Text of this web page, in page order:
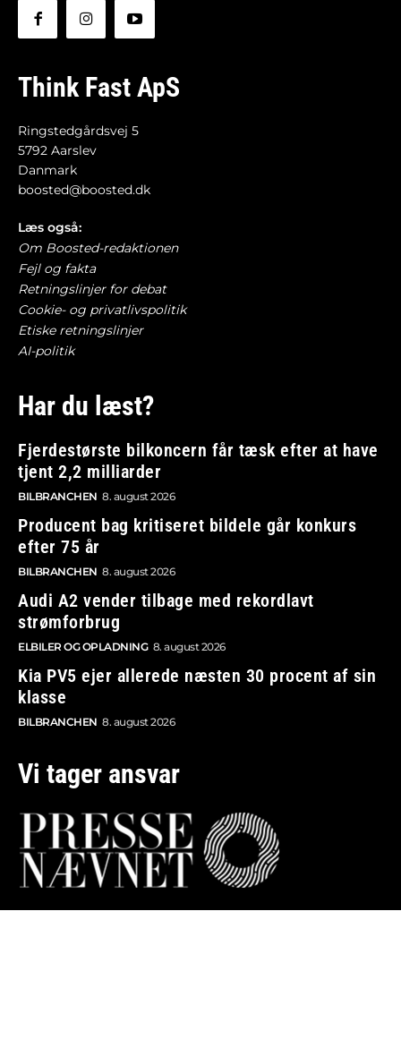
Think Fast ApS
Ringstedgårdsvej 5
5792 Aarslev
Danmark
boosted@boosted.dk
Læs også:
Om Boosted-redaktionen
Fejl og fakta
Retningslinjer for debat
Cookie- og privatlivspolitik
Etiske retningslinjer
AI-politik
Har du læst?
Fjerdestørste bilkoncern får tæsk efter at have
tjent 2,2 milliarder
BILBRANCHEN 8. august 2026
Producent bag kritiseret bildele går konkurs
efter 75 år
BILBRANCHEN 8. august 2026
Audi A2 vender tilbage med rekordlavt
strømforbrug
ELBILER OG OPLADNING 8. august 2026
Kia PV5 ejer allerede næsten 30 procent af sin
klasse
BILBRANCHEN 8. august 2026
Vi tager ansvar